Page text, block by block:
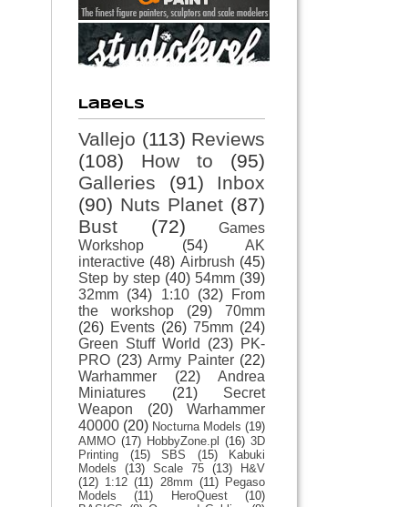
Labels
Vallejo (113) Reviews
(108)
How to
(95)
Galleries
(91)
Inbox
(90) Nuts Planet (87)
Bust
(72)
Games
Workshop
(54)
AK
interactive (48) Airbrush (45)
Step by step (40) 54mm (39)
32mm (34) 1:10 (32)
From
the workshop
(29)
70mm
(26) Events (26) 75mm (24)
Green Stuff World
(23) PK-
PRO (23) Army Painter (22)
Warhammer
(22)
Andrea
Miniatures
(21)
Secret
Weapon
(20)
Warhammer
40000 (20) Nocturna Models (19)
AMMO (17) HobbyZone.pl (16) 3D
Printing
(15) SBS (15)
Kabuki
Models
(13) Scale 75 (13)
H&V
(12) 1:12 (11) 28mm (11) Pegaso
Models
(11) HeroQuest
(10)